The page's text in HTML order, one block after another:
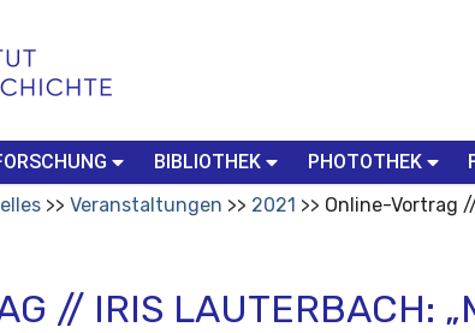
BIBLIOTHEK PHOTOTHEK
Veranstaltungen 2021
Online-Vortrag
// IRIS LAUTERBACH: